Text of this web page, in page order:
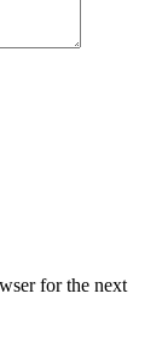
for the next